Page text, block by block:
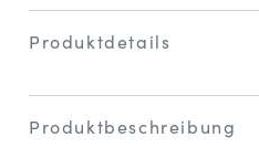
Produktdetails
Produktbeschreibung